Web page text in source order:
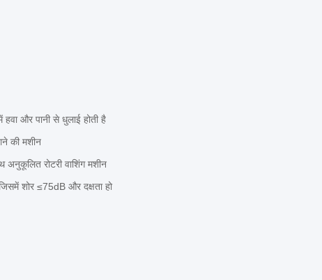
हवा और पानी से धुलाई होती है
की मशीन
अनुकूलित रोटरी वाशिंग मशीन
शोर ≤75dB और दक्षता हो